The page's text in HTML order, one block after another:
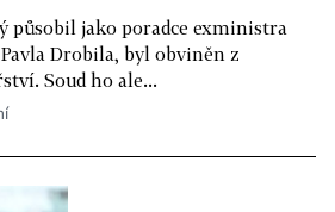
působil jako poradce exministra
Drobila, byl obviněn z
Soud ho ale...